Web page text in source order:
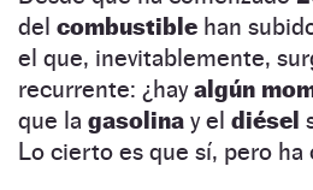
del combustible han
el que, inevitablemente,
recurrente: ¿hayalgún
que la gasolina y el diésel
Lo cierto es que sí, pero ha